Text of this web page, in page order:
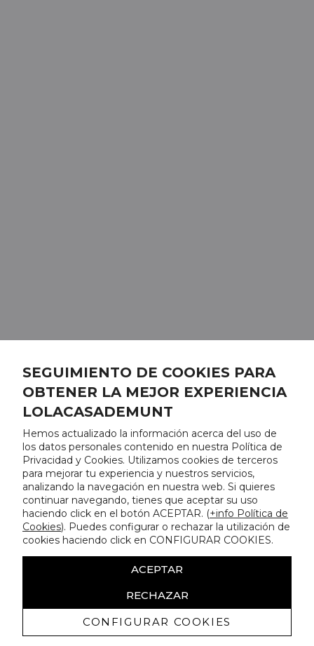
SEGUIMIENTO DE COOKIES PARA
OBTENER LA MEJOR EXPERIENCIA
LOLACASADEMUNT
Hemos actualizado la información acerca del uso de
los datos personales contenido en nuestra Política de
Privacidad y Cookies. Utilizamos cookies de terceros
para mejorar tu experiencia y nuestros servicios,
analizando la navegación en nuestra web. Si quieres
continuar navegando, tienes que aceptar su uso
haciendo click en el botón ACEPTAR. (+info Política de
Cookies). Puedes configurar o rechazar la utilización de
cookies haciendo click en CONFIGURAR COOKIES.
ACEPTAR
RECHAZAR
CONFIGURAR COOKIES